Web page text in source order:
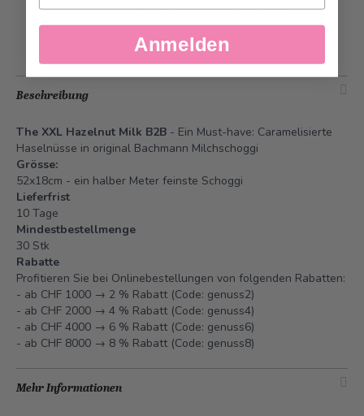
Zur Wunschliste hinzufügen
Beschreibung
The XXL Hazelnut Milk B2B - Ein Must-have: Caramelisierte
Haselnüsse in original Bachmann Milchschoggi
Grösse:
52x18cm - ein halber Meter feinste Schoggi
Lieferfrist
10 Tage
Mindestbestellmenge
30 Stk
Rabatte
Profitieren Sie bei Onlinebestellungen von folgenden Rabatten:
- ab CHF 1000 → 2 % Rabatt (Code: genuss2)
- ab CHF 2000 → 4 % Rabatt (Code: genuss4)
- ab CHF 4000 → 6 % Rabatt (Code: genuss6)
- ab CHF 8000 → 8 % Rabatt (Code: genuss8)
Mehr Informationen
Anmelden